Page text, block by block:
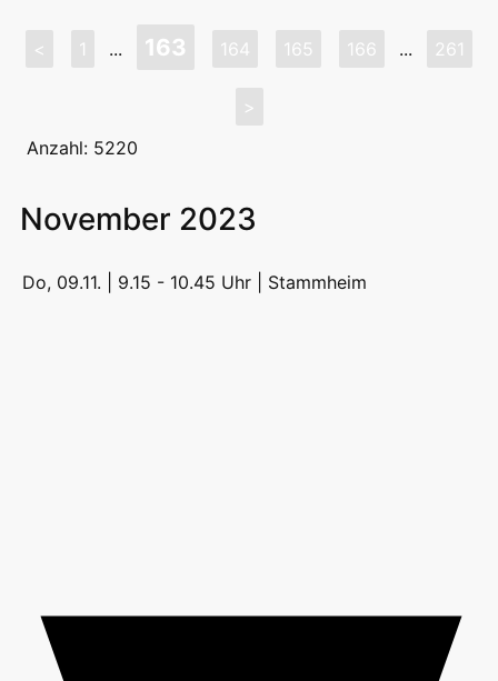
< 1 ... 163 164 165 166 ... 261
>
Anzahl: 5220
November 2023
Do, 09.11. | 9.15 - 10.45 Uhr | Stammheim